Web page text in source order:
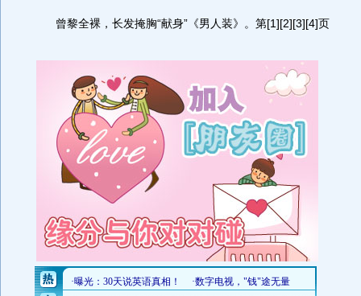
曾黎全裸，长发掩胸“献身”《男人装》。第[1][2][3][4]页